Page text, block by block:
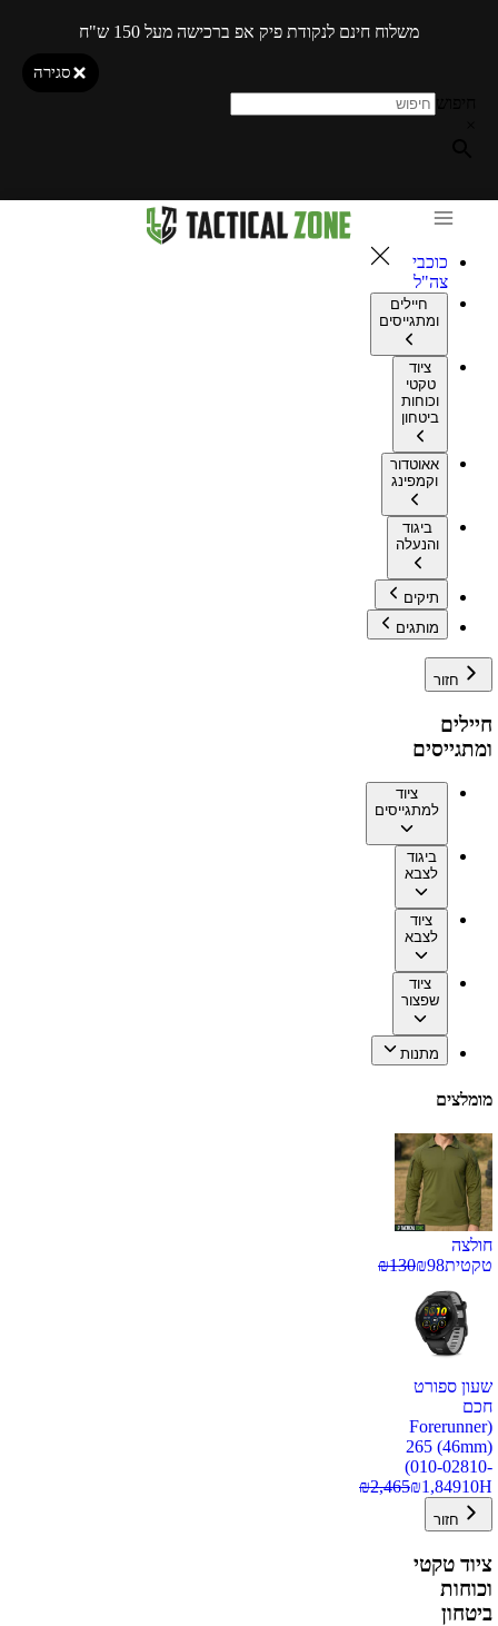
משלוח חינם לנקודת פיק אפ ברכישה מעל 150 ש"ח
סגירה
כוכבי
צה"ל
חיילים
ומתגייסים
ציוד
טקטי
וכוחות
ביטחון
אאוטדור
וקמפינג
ביגוד
והנעלה
תיקים
מותגים
חזור
חיילים
ומתגייסים
ציוד
למתגייסים
ביגוד
לצבא
ציוד
לצבא
ציוד
שפצור
מתנות
מומלצים
חולצה
טקטית
₪98
₪130
שעון ספורט
חכם
(Forerunner
265 (46mm)
(010-02810-
10H
₪1,849
₪2,465
חזור
ציוד טקטי
וכוחות
ביטחון